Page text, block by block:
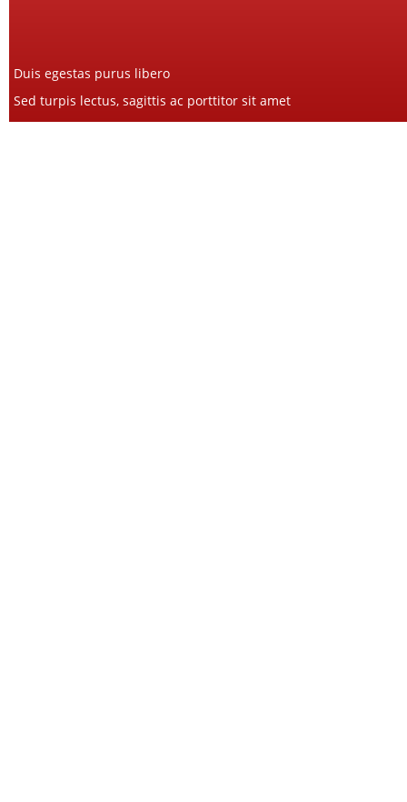
Duis egestas purus libero
Sed turpis lectus, sagittis ac porttitor sit amet
Maecenas rhoncus fermentum feugiat